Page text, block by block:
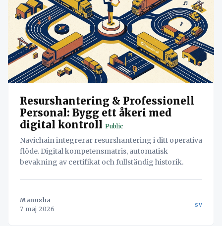
Resurshantering & Professionell
Personal: Bygg ett åkeri med
digital kontroll Public
Navichain integrerar resurshantering i ditt operativa
flöde. Digital kompetensmatris, automatisk
bevakning av certifikat och fullständig historik.
Manusha
7 maj 2026
sv